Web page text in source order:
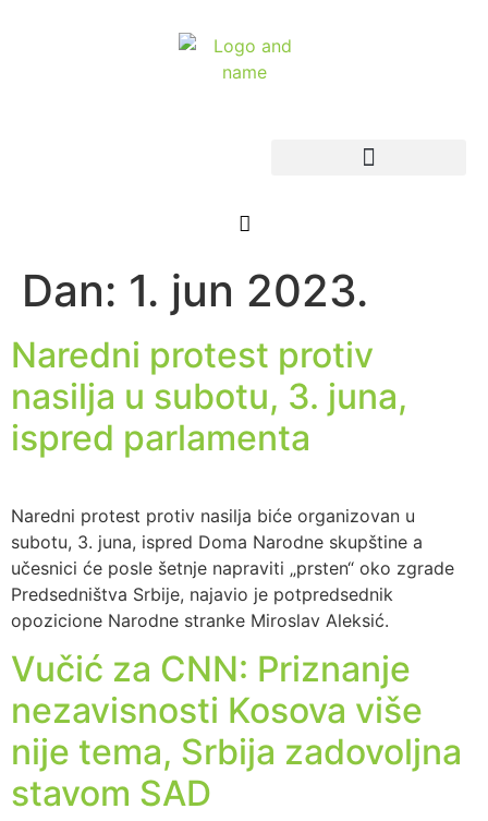
Dan: 1. jun 2023.
Naredni protest protiv
nasilja u subotu, 3. juna,
ispred parlamenta
Naredni protest protiv nasilja biće organizovan u
subotu, 3. juna, ispred Doma Narodne skupštine a
učesnici će posle šetnje napraviti „prsten“ oko zgrade
Predsedništva Srbije, najavio je potpredsednik
opozicione Narodne stranke Miroslav Aleksić.
Vučić za CNN: Priznanje
nezavisnosti Kosova više
nije tema, Srbija zadovoljna
stavom SAD